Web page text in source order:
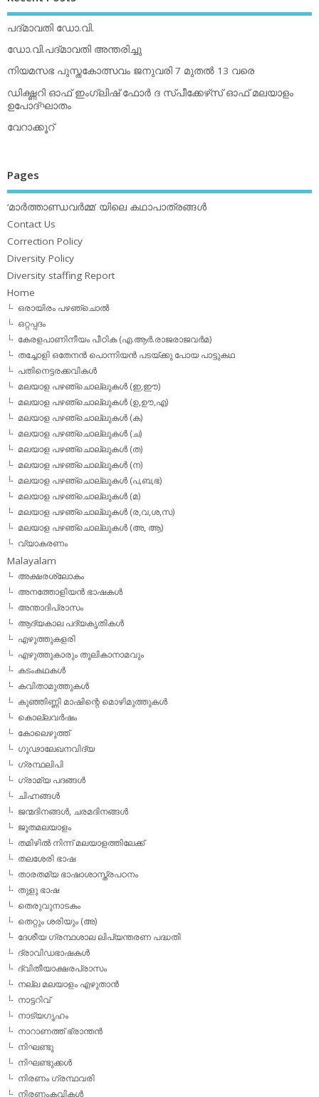
പദ്മാവതി ഡോ.വി.
ഡോ.വി.പദ്മാവതി അന്തരിച്ചു
നിയമസഭ പുസ്തകോത്സവം ജനുവരി 7 മുതല്‍ 13 വരെ
ഡിക്ഷ്ണറി ഓഫ് ഇംഗ്ലിഷ് ഫോര്‍ ദ സ്പീക്കേഴ്‌സ് ഓഫ് മലയാളം
ഉപോദ്ഘാതം
വേറാക്കൂറ്
Pages
‘മാര്‍ത്താണ്ഡവര്‍മ്മ’ യിലെ കഥാപാത്രങ്ങള്‍
Contact Us
Correction Policy
Diversity Policy
Diversity staffing Report
Home
ഒരായിരം പഴഞ്ചൊല്‍
ഒറ്റപ്പദം
കേരളപാണിനീയം പീഠിക (എ.ആര്‍.രാജരാജവര്‍മ)
തച്ചോളി ഒതേനൻ പൊന്നിയൻ പടയ്‌ക്കു പോയ പാട്ടുകഥ
പതിനെട്ടരക്കവികള്‍
മലയാള പഴഞ്ചൊല്ലുകള്‍ (ഇ,ഈ)
മലയാള പഴഞ്ചൊല്ലുകള്‍ (ഉ,ഊ,എ)
മലയാള പഴഞ്ചൊല്ലുകള്‍ (ക)
മലയാള പഴഞ്ചൊല്ലുകള്‍ (ച)
മലയാള പഴഞ്ചൊല്ലുകള്‍ (ത)
മലയാള പഴഞ്ചൊല്ലുകള്‍ (ന)
മലയാള പഴഞ്ചൊല്ലുകള്‍ (പ,ബ,ഭ)
മലയാള പഴഞ്ചൊല്ലുകള്‍ (മ)
മലയാള പഴഞ്ചൊല്ലുകള്‍ (ര,വ,ശ,സ)
മലയാള പഴഞ്ചൊല്ലുകൾ (അ, ആ)
വ്യാകരണം
Malayalam
അക്ഷരശ്ലോകം
അനത്തോളിയന്‍ ഭാഷകള്‍
അന്താദിപ്രാസം
ആദ്യകാല പദ്യകൃതികള്‍
എഴുത്തുകളരി
എഴുത്തുകാരും തൂലികാനാമവും
കടംകഥകള്‍
കവിതാമുത്തുകള്‍
കുഞ്ഞിണ്ണി മാഷിന്റെ മൊഴിമുത്തുകള്‍
കൊല്ലവര്‍ഷം
കോലെഴുത്ത്
ഗൂഢാലേഖനവിദ്യ
ഗ്രന്ഥലിപി
ഗ്രാമ്യ പദങ്ങള്‍
ചിഹ്നങ്ങള്‍
ജന്മദിനങ്ങള്‍, ചരമദിനങ്ങള്‍
ജൂതമലയാളം
തമിഴില്‍ നിന്ന് മലയാളത്തിലേക്ക്
തലശേരി ഭാഷ
താരതമ്യ ഭാഷാശാസ്ത്രപഠനം
തുളു ഭാഷ
തെരുവുനാടകം
തെറ്റും ശരിയും (അ)
ദേശീയ ഗ്രന്ഥശാല ലിപ്യന്തരണ പദ്ധതി
ദ്രാവിഡഭാഷകള്‍
ദ്വിതീയാക്ഷരപ്രാസം
നല്ല മലയാളം എഴുതാന്‍
നാട്ടറിവ്
നാട്യഗൃഹം
നാറാണത്ത് ഭ്രാന്തന്‍
നിഘണ്ടു
നിഘണ്ടുക്കള്‍
നിരണം ഗ്രന്ഥവരി
നിരണംകവികള്‍